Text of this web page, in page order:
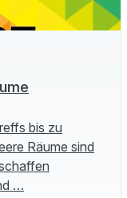
bis zu
Räume sind
…